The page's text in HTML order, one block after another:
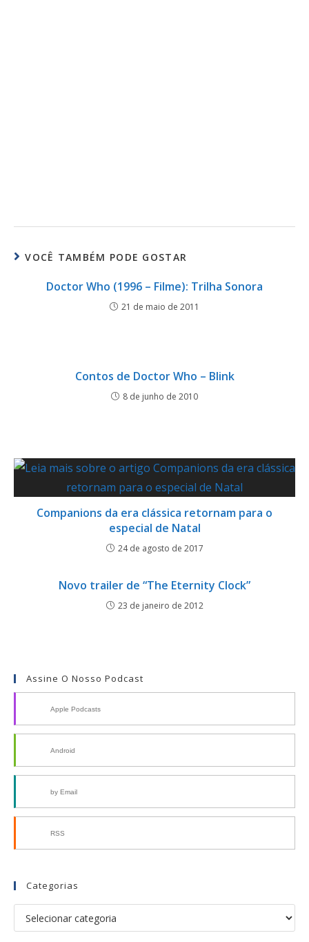
VOCÊ TAMBÉM PODE GOSTAR
Doctor Who (1996 – Filme): Trilha Sonora
21 de maio de 2011
Contos de Doctor Who – Blink
8 de junho de 2010
Companions da era clássica retornam para o
especial de Natal
24 de agosto de 2017
Novo trailer de “The Eternity Clock”
23 de janeiro de 2012
Assine O Nosso Podcast
Apple Podcasts
Android
by Email
RSS
Categorias